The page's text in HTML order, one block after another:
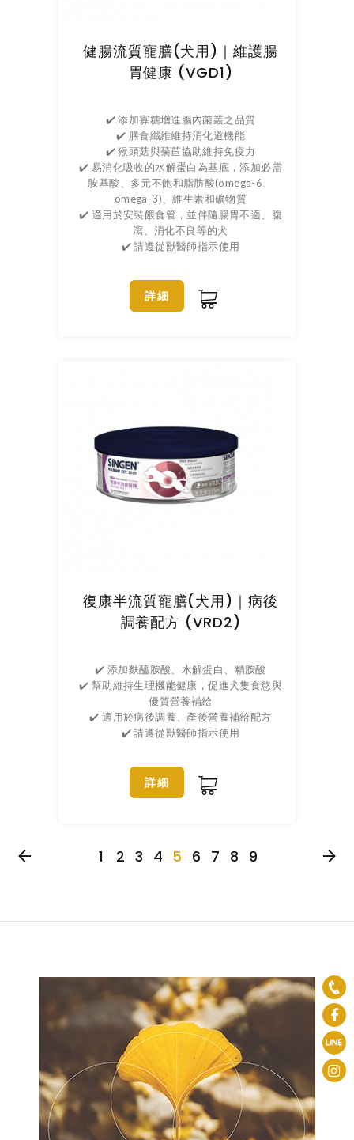
健腸流質寵膳(犬用)｜維護腸
胃健康 (VGD1)
✔️ 添加寡糖增進腸內菌叢之品質
✔️ 膳食纖維維持消化道機能
✔️ 猴頭菇與菊苣協助維持免疫力
✔️ 易消化吸收的水解蛋白為基底，添加必需
胺基酸、多元不飽和脂肪酸(omega-6、
omega-3)、維生素和礦物質
✔️ 適用於安裝餵食管，並伴隨腸胃不適、腹
瀉、消化不良等的犬
✔️ 請遵從獸醫師指示使用
詳細
復康半流質寵膳(犬用)｜病後
調養配方 (VRD2)
✔️ 添加麩醯胺酸、水解蛋白、精胺酸
✔️ 幫助維持生理機能健康，促進犬隻食慾與
優質營養補給
✔️ 適用於病後調養、產後營養補給配方
✔️ 請遵從獸醫師指示使用
詳細
1 2 3 4 5 6 7 8 9